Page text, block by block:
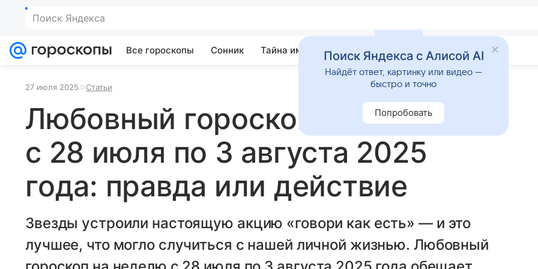
Поиск Яндекса
Все гороскопы Сонник Тайна имени Гадания Приметы
27 июля 2025 Статьи
Любовный гороскоп на неделю
с 28 июля по 3 августа 2025
года: правда или действие
Звезды устроили настоящую акцию «говори как есть» — и это
лучшее, что могло случиться с нашей личной жизнью. Любовный
Поиск Яндекса с Алисой AI
Найдёт ответ, картинку или видео —
быстро и точно
Попробовать